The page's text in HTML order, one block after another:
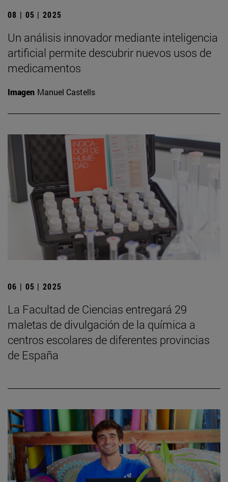
08 | 05 | 2025
Un análisis innovador mediante inteligencia
artificial permite descubrir nuevos usos de
medicamentos
Imagen Manuel Castells
06 | 05 | 2025
La Facultad de Ciencias entregará 29
maletas de divulgación de la química a
centros escolares de diferentes provincias
de España